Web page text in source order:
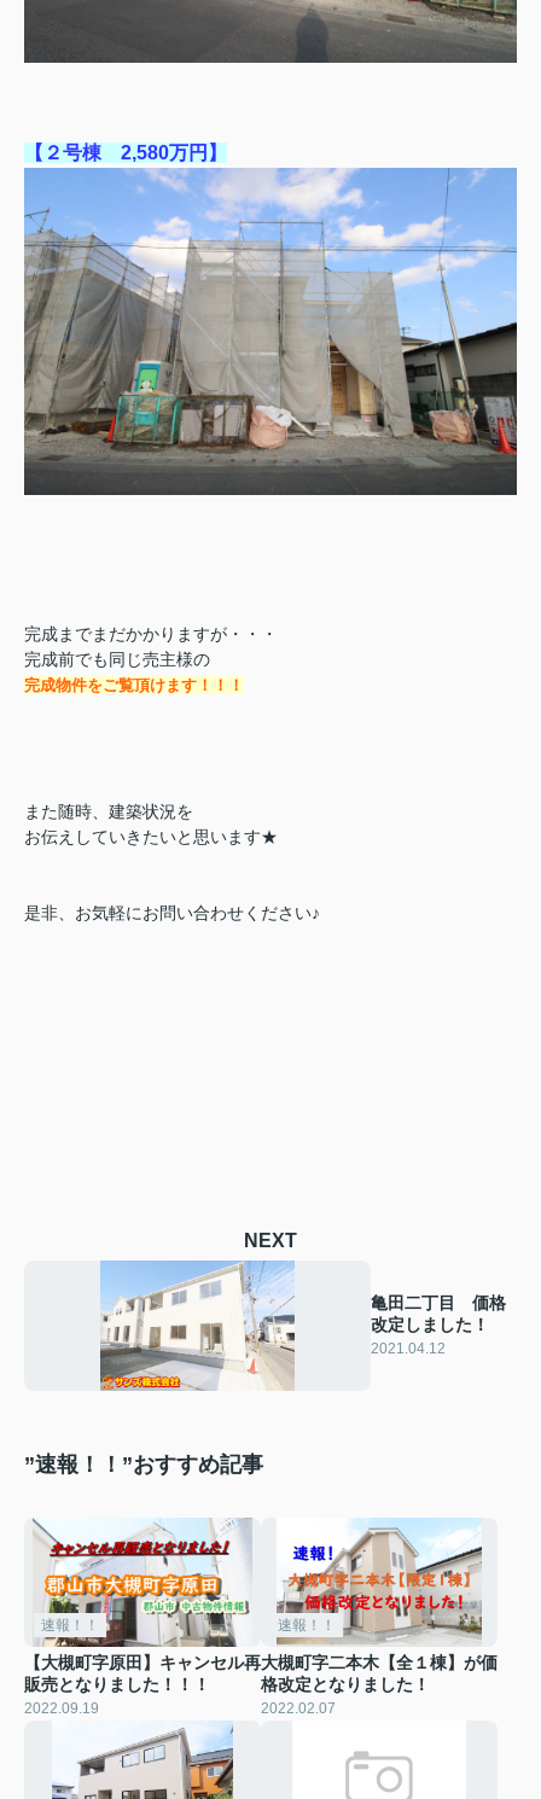
【２号棟 2,580万円】
完成までまだかかりますが・・・
完成前でも同じ売主様の
完成物件をご覧頂けます！！！
また随時、建築状況を
お伝えしていきたいと思います★
是非、お気軽にお問い合わせください♪
NEXT
亀田二丁目 価格
改定しました！
2021.04.12
”速報！！”おすすめ記事
速報！！
【大槻町字原田】キャンセル再
販売となりました！！！
2022.09.19
速報！！
大槻町字二本木【全１棟】が価
格改定となりました！
2022.02.07